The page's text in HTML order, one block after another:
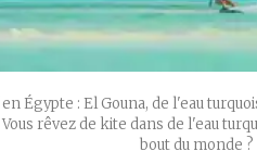
Égypte : El Gouna, de l'eau
rêvez de kite dans de l'eau
bout du monde ?